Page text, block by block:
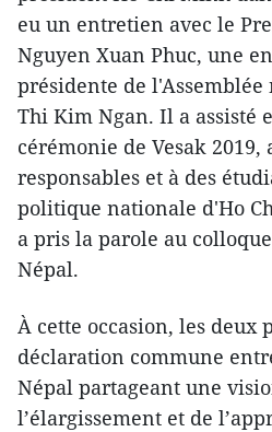
eu un entretien avec le
Nguyen Xuan Phuc, une
présidente de
Thi Kim Ngan. Il a assisté
cérémonie de Vesak
responsables et à des
politique nationale d'Ho
a pris la parole au
Népal.
À cette occasion, les deux
déclaration commune
Népal partageant une
l’élargissement et de